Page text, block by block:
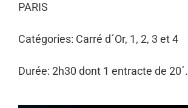
PARIS
Catégories: Carré d´Or, 1, 2, 3 et 4
Durée: 2h30 dont 1 entracte de 20´.